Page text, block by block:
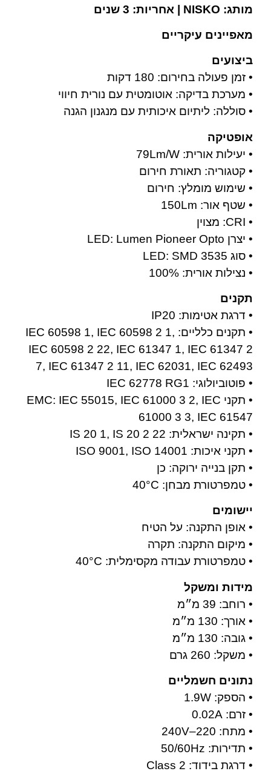
מותג: NISKO | אחריות: 3 שנים
מאפיינים עיקריים
ביצועים
• זמן פעולה בחירום: 180 דקות
• מערכת בדיקה: אוטומטית עם נורית חיווי
• סוללה: ליתיום איכותית עם מנגנון הגנה
אופטיקה
• יעילות אורית: 79Lm/W
• קטגוריה: תאורת חירום
• שימוש מומלץ: חירום
• שטף אור: 150Lm
• CRI: מצוין
• יצרן LED: Lumen Pioneer Opto
• סוג LED: SMD 3535
• נצילות אורית: 100%
תקנים
• דרגת אטימות: IP20
• תקנים כלליים: IEC 60598 1, IEC 60598 2 1,
IEC 60598 2 22, IEC 61347 1, IEC 61347 2
7, IEC 61347 2 11, IEC 62031, IEC 62493
• פוטוביולוגי: IEC 62778 RG1
• תקני EMC: IEC 55015, IEC 61000 3 2, IEC
61000 3 3, IEC 61547
• תקינה ישראלית: IS 20 1, IS 20 2 22
• תקני איכות: ISO 9001, ISO 14001
• תקן בנייה ירוקה: כן
• טמפרטורת מבחן: 40°C
יישומים
• אופן התקנה: על הטיח
• מיקום התקנה: תקרה
• טמפרטורת עבודה מקסימלית: 40°C
מידות ומשקל
• רוחב: 39 מ״מ
• אורך: 130 מ״מ
• גובה: 130 מ״מ
• משקל: 260 גרם
נתונים חשמליים
• הספק: 1.9W
• זרם: 0.02A
• מתח: 220–240V
• תדירות: 50/60Hz
• דרגת בידוד: Class 2